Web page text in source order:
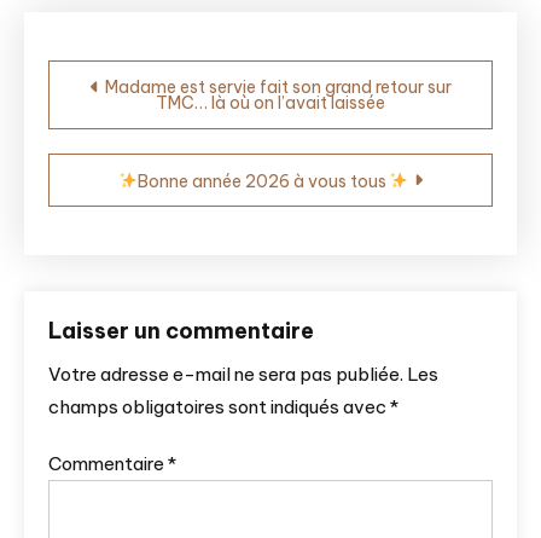
Navigation
l’article
Madame est servie fait son grand retour sur
TMC… là où on l’avait laissée
Bonne année 2026 à vous tous
Laisser un commentaire
Votre adresse e-mail ne sera pas publiée. Les
champs obligatoires sont indiqués avec *
Commentaire *